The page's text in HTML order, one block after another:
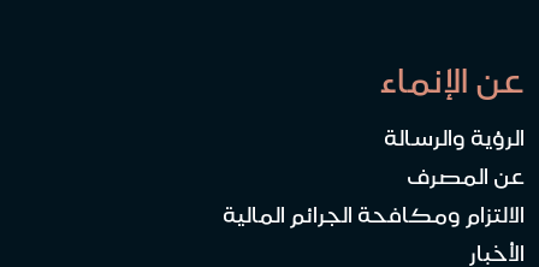
عن الإنماء
الرؤية والرسالة
عن المصرف
الالتزام ومكافحة الجرائم المالية
الأخبار